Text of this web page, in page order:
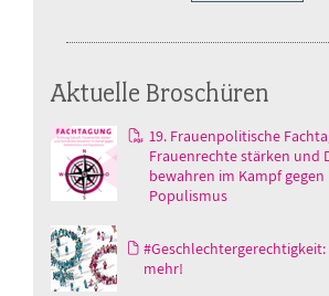
Aktuelle Broschüren
19. Frauenpolitische
Frauenrechte stärken und
bewahren im Kampf
Populismus
mehr!